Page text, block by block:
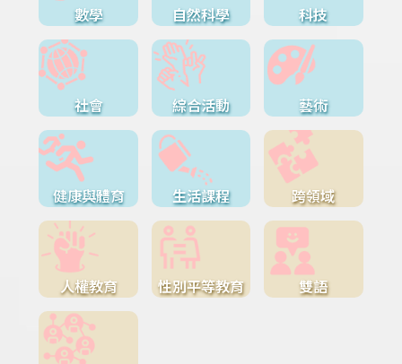
數學 自然科學 科技
社會 綜合活動 藝術
健康與體育 生活課程 跨領域
人權教育 性別平等教育 雙語